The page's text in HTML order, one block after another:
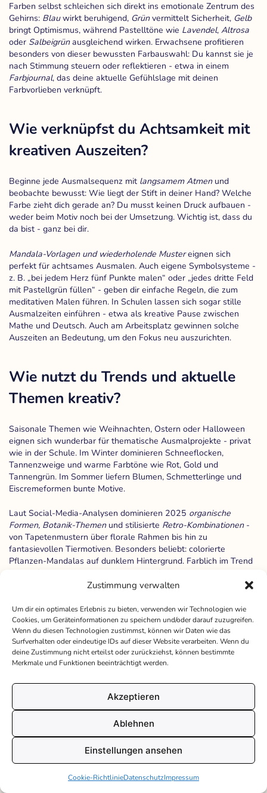
Zustimmung verwalten
Um dir ein optimales Erlebnis zu bieten, verwenden wir Technologien wie
Cookies, um Geräteinformationen zu speichern und/oder darauf zuzugreifen.
Wenn du diesen Technologien zustimmst, können wir Daten wie das
Surfverhalten oder eindeutige IDs auf dieser Website verarbeiten. Wenn du
deine Zustimmung nicht erteilst oder zurückziehst, können bestimmte
Merkmale und Funktionen beeinträchtigt werden.
Akzeptieren
Ablehnen
Einstellungen ansehen
Cookie-RichtlinieDatenschutzImpressum
Farben selbst schleichen sich direkt ins emotionale Zentrum des
Gehirns: Blauwirkt beruhigend, Grünvermittelt Sicherheit, Gelb
bringt Optimismus, während Pastelltöne wie Lavendel, Altrosa
oder Salbeigrünausgleichend wirken. Erwachsene profitieren
besonders von dieser bewussten Farbauswahl: Du kannst sie je
nach Stimmung steuern oder reflektieren - etwa in einem
Farbjournal, das deine aktuelle Gefühlslage mit deinen
Farbvorlieben verknüpft.
Wie verknüpfst du Achtsamkeit mit
kreativen Auszeiten?
Beginne jede Ausmalsequenz mit langsamem Atmenund
beobachte bewusst: Wie liegt der Stift in deiner Hand? Welche
Farbe zieht dich gerade an? Du musst keinen Druck aufbauen -
weder beim Motiv noch bei der Umsetzung. Wichtig ist, dass du
da bist - ganz bei dir.
Mandala-Vorlagen und wiederholende Mustereignen sich
perfekt für achtsames Ausmalen. Auch eigene Symbolsysteme -
z. B. „bei jedem Herz fünf Punkte malen“ oder „jedes dritte Feld
mit Pastellgrün füllen“ - geben dir einfache Regeln, die zum
meditativen Malen führen. In Schulen lassen sich sogar stille
Ausmalzeiten einführen - etwa als kreative Pause zwischen
Mathe und Deutsch. Auch am Arbeitsplatz gewinnen solche
Auszeiten an Bedeutung, um den Fokus neu auszurichten.
Wie nutzt du Trends und aktuelle
Themen kreativ?
Saisonale Themen wie Weihnachten, Ostern oder Halloween
eignen sich wunderbar für thematische Ausmalprojekte - privat
wie in der Schule. Im Winter dominieren Schneeflocken,
Tannenzweige und warme Farbtöne wie Rot, Gold und
Tannengrün. Im Sommer liefern Blumen, Schmetterlinge und
Eiscremeformen bunte Motive.
Laut Social-Media-Analysen dominieren 2025 organische
Formen, Botanik-Themenund stilisierte Retro-Kombinationen-
von Tapetenmustern über florale Rahmen bis hin zu
fantasievollen Tiermotiven. Besonders beliebt: colorierte
Pflanzen-Mandalas auf dunklem Hintergrund. Farblich im Trend
Sonnengelb Salbeigrün
Wohlfühlwirkung und modernem Flair.
In Schulkontexten setzen sich Themen wie Umweltbildung,
Diversität, Freundschaft oder Technik als leitende Motive durch.
Kombiniere sie mit kreativen Aufgabenstellungen - etwa
„Gestalte dein eigenes Zukunftstier“.
Wie inspirieren dich soziale Medien
und Online-Communities?
Hashtags wie #Ausmalen, #DoodleArt, #coloringbookforadults
oder #mandalalove zeigen dir auf Pinterest oder Instagram
tausende Inspirationen. Dabei geht es nicht ums Vergleichen,
sondern ums gemeinschaftliche Erleben: Ideen sammeln,
Techniken austauschen, Erfolge teilen.